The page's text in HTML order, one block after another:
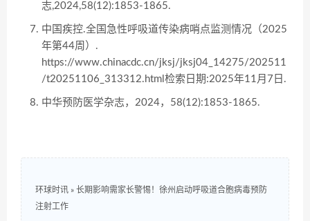
志,2024,58(12):1853-1865.
中国疾控.全国急性呼吸道传染病哨点监测情况（2025
年第44周）.
https://www.chinacdc.cn/jksj/jksj04_14275/202511
/t20251106_313312.html检索日期:2025年11月7日.
中华预防医学杂志，2024，58(12):1853-1865.
环球时讯 » 长期影响需家长警惕！徐州启动呼吸道合胞病毒预防
注射工作